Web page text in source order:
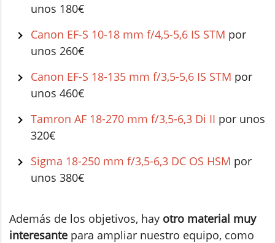
unos 180€
Canon EF-S 10-18 mm f/4,5-5,6 IS STM por
unos 260€
Canon EF-S 18-135 mm f/3,5-5,6 IS STM por
unos 460€
Tamron AF 18-270 mm f/3,5-6,3 Di II por unos
320€
Sigma 18-250 mm f/3,5-6,3 DC OS HSM por
unos 380€
Además de los objetivos, hay otro material muy
interesante para ampliar nuestro equipo, como